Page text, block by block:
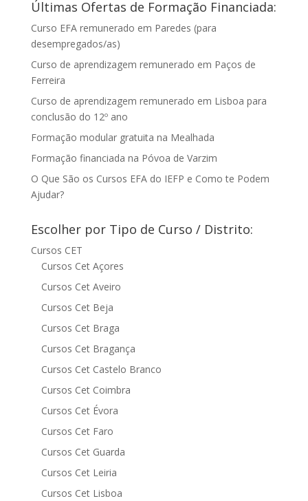
Últimas Ofertas de Formação Financiada:
Curso EFA remunerado em Paredes (para
desempregados/as)
Curso de aprendizagem remunerado em Paços de
Ferreira
Curso de aprendizagem remunerado em Lisboa para
conclusão do 12º ano
Formação modular gratuita na Mealhada
Formação financiada na Póvoa de Varzim
O Que São os Cursos EFA do IEFP e Como te Podem
Ajudar?
Escolher por Tipo de Curso / Distrito:
Cursos CET
Cursos Cet Açores
Cursos Cet Aveiro
Cursos Cet Beja
Cursos Cet Braga
Cursos Cet Bragança
Cursos Cet Castelo Branco
Cursos Cet Coimbra
Cursos Cet Évora
Cursos Cet Faro
Cursos Cet Guarda
Cursos Cet Leiria
Cursos Cet Lisboa